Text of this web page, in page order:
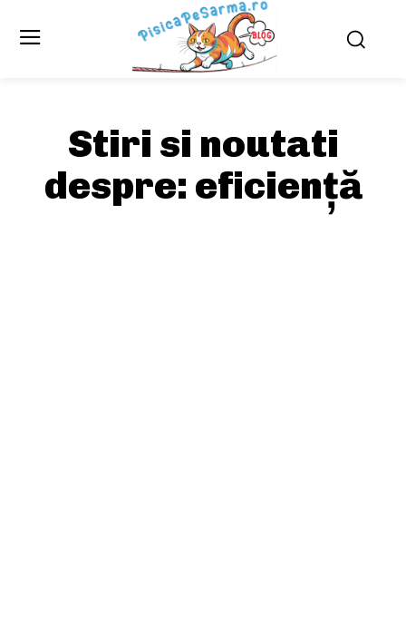
Stiri si noutati
despre: eficiență